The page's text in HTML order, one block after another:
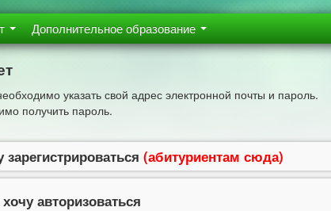
Дополнительное образование
указать свой адрес электронной почты и пароль.
получить пароль.
(абитуриентам сюда)
авторизоваться